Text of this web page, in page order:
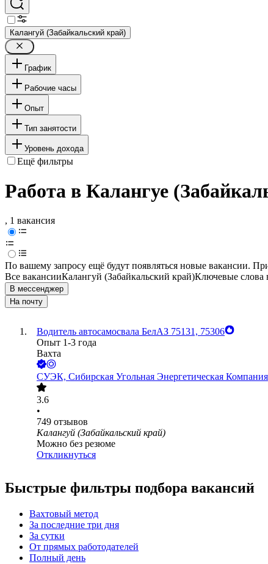
Калангуй (Забайкальский край)
График
Рабочие часы
Опыт
Тип занятости
Уровень дохода
Ещё фильтры
Работа в Калангуе
, 1 вакансия
По вашему запросу ещё будут появляться новые вакансии.
Все вакансииКалангуй (Забайкальский край)Ключевые слова
В мессенджер
На почту
Водитель автосамосвала БелАЗ 75131, 75306
Опыт 1-3 года
Вахта
СУЭК, Сибирская Угольная Энергетическая Компания
3.6
•
749 отзывов
Калангуй (Забайкальский край)
Можно без резюме
Откликнуться
Быстрые фильтры подбора вакансий
Вахтовый метод
За последние три дня
За сутки
От прямых работодателей
Полный день